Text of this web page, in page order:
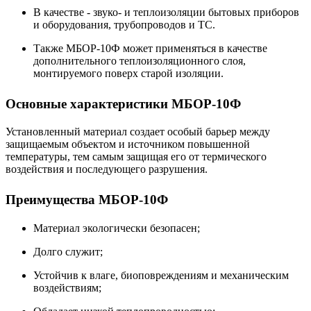
В качестве - звуко- и теплоизоляции бытовых приборов
и оборудования, трубопроводов и ТС.
Также МБОР-10Ф может применяться в качестве
дополнительного теплоизоляционного слоя,
монтируемого поверх старой изоляции.
Основные характеристики МБОР-10Ф
Установленный материал создает особый барьер между
защищаемым объектом и источником повышенной
температуры, тем самым защищая его от термического
воздействия и последующего разрушения.
Преимущества МБОР-10Ф
Материал экологически безопасен;
Долго служит;
Устойчив к влаге, биоповреждениям и механическим
воздействиям;